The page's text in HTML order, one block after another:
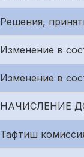
Решения,
Изменение в
Изменение в
НАЧИСЛЕНИЕ
Тафтиш